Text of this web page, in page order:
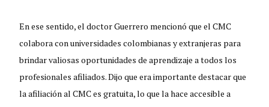
En ese sentido, el doctor Guerrero mencionó que el CMC
colabora con universidades colombianas y extranjeras para
brindar valiosas oportunidades de aprendizaje a todos los
profesionales afiliados. Dijo que era importante destacar que
la afiliación al CMC es gratuita, lo que la hace accesible a